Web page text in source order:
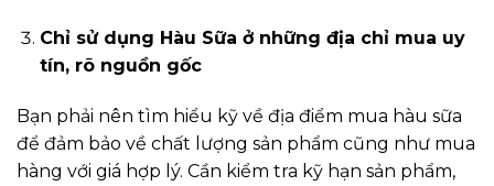
Chỉ sử dụng Hàu Sữa ở những địa chỉ mua uy
tín, rõ nguồn gốc
Bạn phải nên tìm hiểu kỹ về địa điểm mua hàu sữa
để đảm bảo về chất lượng sản phẩm cũng như mua
hàng với giá hợp lý. Cần kiểm tra kỹ hạn sản phẩm,